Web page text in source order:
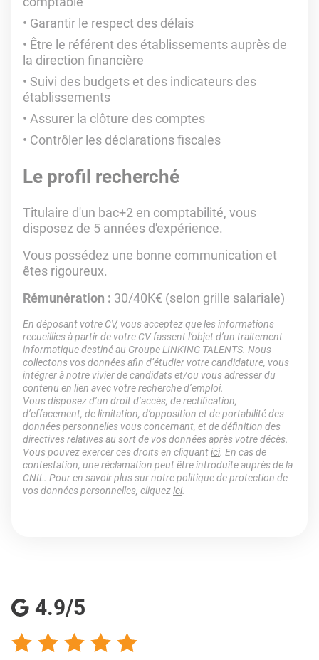
Garantir le respect des délais
Être le référent des établissements auprès de
la direction financière
Suivi des budgets et des indicateurs des
établissements
Assurer la clôture des comptes
Contrôler les déclarations fiscales
Le profil recherché
Titulaire d'un bac+2 en comptabilité, vous
disposez de 5 années d'expérience.
Vous possédez une bonne communication et
êtes rigoureux.
Rémunération : 30/40K€ (selon grille salariale)
En déposant votre CV, vous acceptez que les informations
recueillies à partir de votre CV fassent l’objet d’un traitement
informatique destiné au Groupe LINKING TALENTS. Nous
collectons vos données afin d’étudier votre candidature, vous
intégrer à notre vivier de candidats et/ou vous adresser du
contenu en lien avec votre recherche d’emploi.
Vous disposez d’un droit d’accès, de rectification,
d’effacement, de limitation, d’opposition et de portabilité des
données personnelles vous concernant, et de définition des
directives relatives au sort de vos données après votre décès.
Vous pouvez exercer ces droits en cliquantici. En cas de
contestation, une réclamation peut être introduite auprès de la
CNIL. Pour en savoir plus sur notre politique de protection de
vos données personnelles, cliquezici.
4.9/5